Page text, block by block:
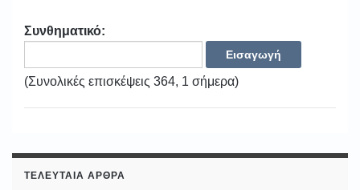
Συνθηματικό:
(Συνολικές επισκέψεις 364, 1 σήμερα)
ΤΕΛΕΥΤΑΊΑ ΆΡΘΡΑ